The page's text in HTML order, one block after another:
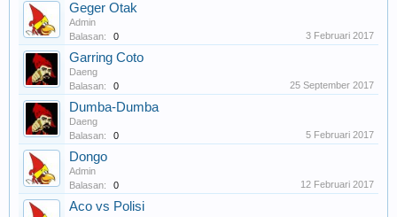
Geger Otak
Admin
Balasan:
0 3 Februari 2017
Garring Coto
Daeng
Balasan:
0 25 September 2017
Dumba-Dumba
Daeng
Balasan:
0 5 Februari 2017
Dongo
Admin
Balasan:
0 12 Februari 2017
Aco vs Polisi